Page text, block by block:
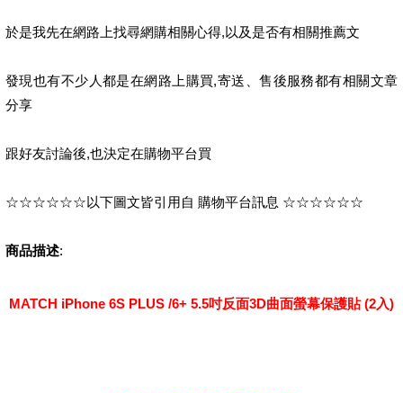
於是我先在網路上找尋網購相關心得,以及是否有相關推薦文
發現也有不少人都是在網路上購買,寄送、售後服務都有相關文章
分享
跟好友討論後,也決定在購物平台買
☆☆☆☆☆☆以下圖文皆引用自 購物平台訊息 ☆☆☆☆☆☆
商品描述:
MATCH iPhone 6S PLUS /6+ 5.5吋反面3D曲面螢幕保護貼 (2入)